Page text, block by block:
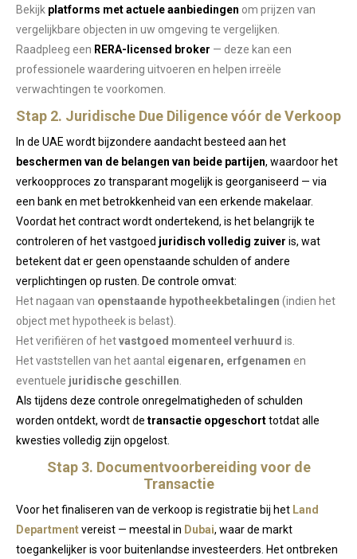
Bekijk platforms met actuele aanbiedingen om prijzen van
vergelijkbare objecten in uw omgeving te vergelijken.
Raadpleeg een RERA-licensed broker — deze kan een
professionele waardering uitvoeren en helpen irreële
verwachtingen te voorkomen.
Stap 2. Juridische Due Diligence vóór de Verkoop
In de UAE wordt bijzondere aandacht besteed aan het
beschermen van de belangen van beide partijen, waardoor het
verkoopproces zo transparant mogelijk is georganiseerd — via
een bank en met betrokkenheid van een erkende makelaar.
Voordat het contract wordt ondertekend, is het belangrijk te
controleren of het vastgoed juridisch volledig zuiver is, wat
betekent dat er geen openstaande schulden of andere
verplichtingen op rusten. De controle omvat:
Het nagaan van openstaande hypotheekbetalingen (indien het
object met hypotheek is belast).
Het verifiëren of hetvastgoed momenteel verhuurd is.
Het vaststellen van het aantal eigenaren, erfgenamen en
eventuele juridische geschillen.
Als tijdens deze controle onregelmatigheden of schulden
worden ontdekt, wordt de transactie opgeschorttotdat alle
kwesties volledig zijn opgelost.
Stap 3. Documentvoorbereiding voor de
Transactie
Voor het finaliseren van de verkoop is registratie bij het Land
Departmentvereist — meestal in Dubai, waar de markt
toegankelijker is voor buitenlandse investeerders. Het ontbreken